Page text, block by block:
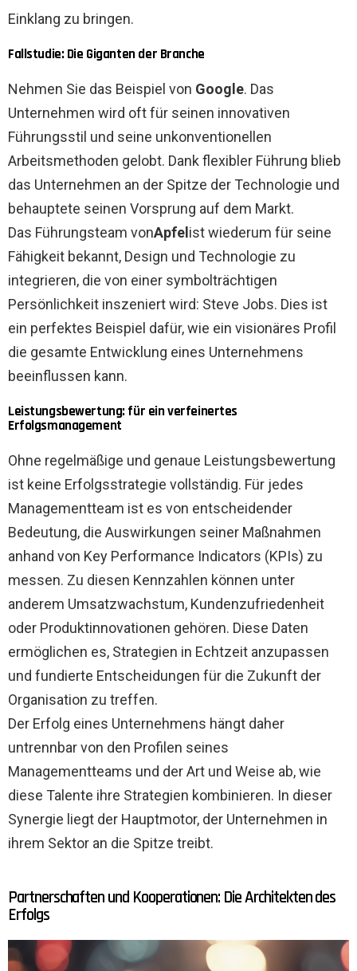
Einklang zu bringen.
Fallstudie: Die Giganten der Branche
Nehmen Sie das Beispiel von Google. Das
Unternehmen wird oft für seinen innovativen
Führungsstil und seine unkonventionellen
Arbeitsmethoden gelobt. Dank flexibler Führung blieb
das Unternehmen an der Spitze der Technologie und
behauptete seinen Vorsprung auf dem Markt.
Das Führungsteam vonApfel ist wiederum für seine
Fähigkeit bekannt, Design und Technologie zu
integrieren, die von einer symbolträchtigen
Persönlichkeit inszeniert wird: Steve Jobs. Dies ist
ein perfektes Beispiel dafür, wie ein visionäres Profil
die gesamte Entwicklung eines Unternehmens
beeinflussen kann.
Leistungsbewertung: für ein verfeinertes
Erfolgsmanagement
Ohne regelmäßige und genaue Leistungsbewertung
ist keine Erfolgsstrategie vollständig. Für jedes
Managementteam ist es von entscheidender
Bedeutung, die Auswirkungen seiner Maßnahmen
anhand von Key Performance Indicators (KPIs) zu
messen. Zu diesen Kennzahlen können unter
anderem Umsatzwachstum, Kundenzufriedenheit
oder Produktinnovationen gehören. Diese Daten
ermöglichen es, Strategien in Echtzeit anzupassen
und fundierte Entscheidungen für die Zukunft der
Organisation zu treffen.
Der Erfolg eines Unternehmens hängt daher
untrennbar von den Profilen seines
Managementteams und der Art und Weise ab, wie
diese Talente ihre Strategien kombinieren. In dieser
Synergie liegt der Hauptmotor, der Unternehmen in
ihrem Sektor an die Spitze treibt.
Partnerschaften und Kooperationen: Die Architekten des
Erfolgs